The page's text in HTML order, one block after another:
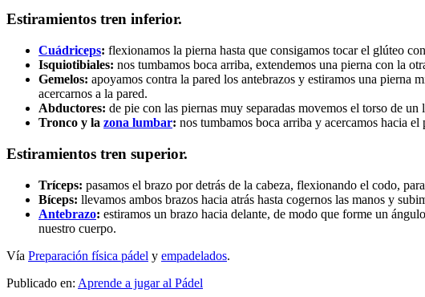
Estiramientos tren inferior.
Cuádriceps: flexionamos la pierna hasta que consigamos tocar el glúteo
Isquiotibiales: nos tumbamos boca arriba, extendemos una pierna con la
Gemelos: apoyamos contra la pared los antebrazos y estiramos una pierna
acercarnos a la pared.
Abductores: de pie con las piernas muy separadas movemos el torso de
Tronco y la zona lumbar: nos tumbamos boca arriba y acercamos hacia
Estiramientos tren superior.
Tríceps: pasamos el brazo por detrás de la cabeza, flexionando el codo,
Bíceps: llevamos ambos brazos hacia atrás hasta cogernos las manos y
Antebrazo: estiramos un brazo hacia delante, de modo que forme un
nuestro cuerpo.
Vía Preparación física pádel y empadelados.
Publicado en: Aprende a jugar al Pádel